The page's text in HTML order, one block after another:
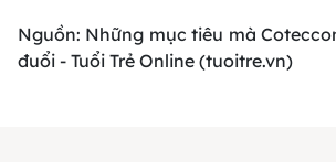
Nguồn: Những mục tiêu mà
đuổi - Tuổi Trẻ Online (tuoitre.vn)